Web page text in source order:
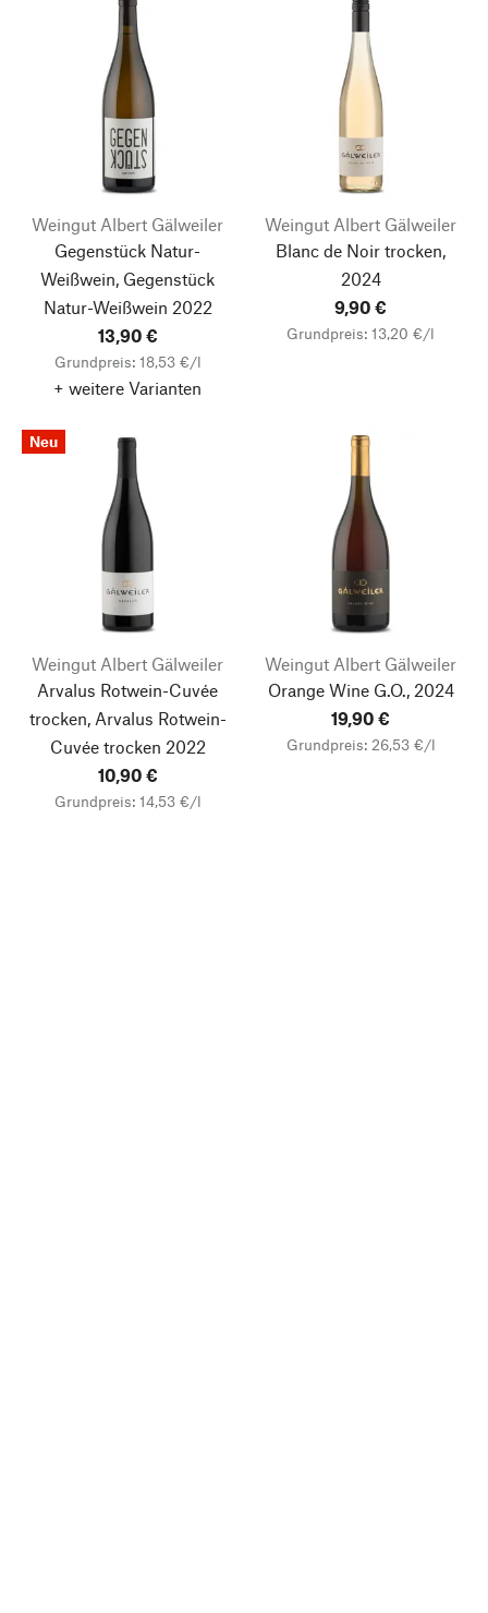
Weingut Albert Gälweiler
Gegenstück Natur-
Weißwein, Gegenstück
Natur-Weißwein 2022
13,90 €
Grundpreis: 18,53 €/l
+ weitere Varianten
Weingut Albert Gälweiler
Blanc de Noir trocken,
2024
9,90 €
Grundpreis: 13,20 €/l
Neu
Weingut Albert Gälweiler
Arvalus Rotwein-Cuvée
trocken, Arvalus Rotwein-
Cuvée trocken 2022
10,90 €
Grundpreis: 14,53 €/l
Weingut Albert Gälweiler
Orange Wine G.O., 2024
19,90 €
Grundpreis: 26,53 €/l